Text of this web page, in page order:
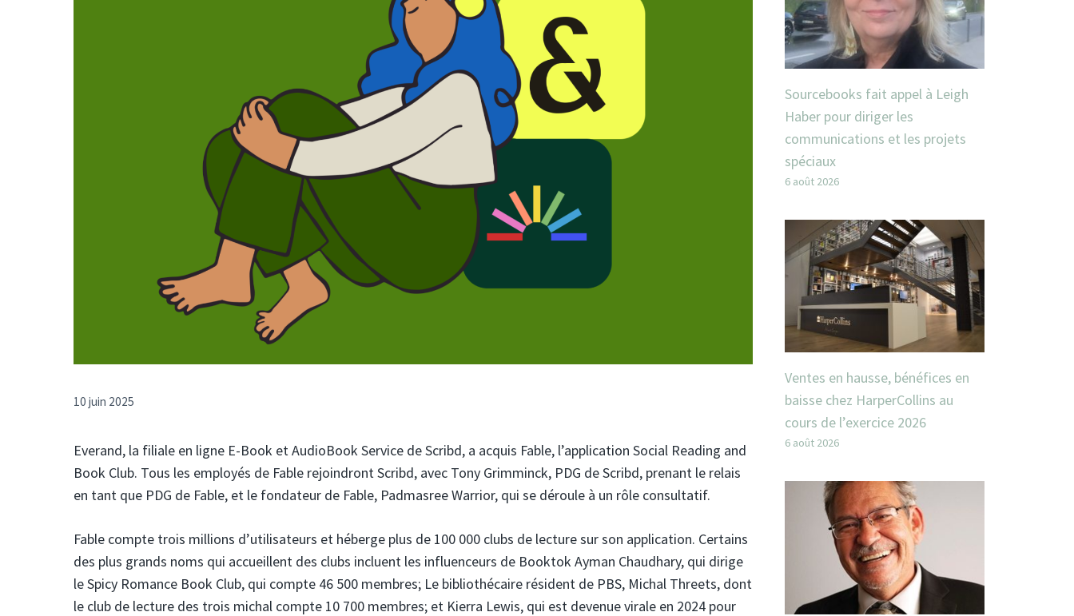
10 juin 2025
Everand, la filiale en ligne E-Book et AudioBook Service de Scribd, a acquis Fable, l’application Social Reading and
Book Club. Tous les employés de Fable rejoindront Scribd, avec Tony Grimminck, PDG de Scribd, prenant le relais
en tant que PDG de Fable, et le fondateur de Fable, Padmasree Warrior, qui se déroule à un rôle consultatif.
Fable compte trois millions d’utilisateurs et héberge plus de 100 000 clubs de lecture sur son application. Certains
des plus grands noms qui accueillent des clubs incluent les influenceurs de Booktok Ayman Chaudhary, qui dirige
le Spicy Romance Book Club, qui compte 46 500 membres; Le bibliothécaire résident de PBS, Michal Threets, dont
le club de lecture des trois michal compte 10 700 membres; et Kierra Lewis, qui est devenue virale en 2024 pour
Sourcebooks fait appel à Leigh
Haber pour diriger les
communications et les projets
spéciaux
6 août 2026
Ventes en hausse, bénéfices en
baisse chez HarperCollins au
cours de l’exercice 2026
6 août 2026